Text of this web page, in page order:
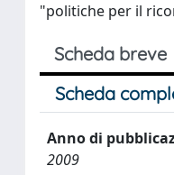
"politiche per il
Scheda breve
Scheda
Anno di
2009